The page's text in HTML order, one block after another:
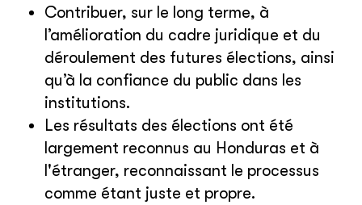
Contribuer, sur le long terme, à
l’amélioration du cadre juridique et du
déroulement des futures élections, ainsi
qu’à la confiance du public dans les
institutions.
Les résultats des élections ont été
largement reconnus au Honduras et à
l'étranger, reconnaissant le processus
comme étant juste et propre.